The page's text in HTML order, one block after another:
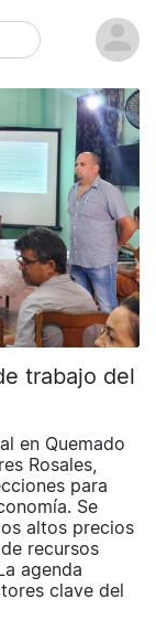
trabajo del
en Quemado
Rosales,
para
Se
altos precios
recursos
agenda
clave del